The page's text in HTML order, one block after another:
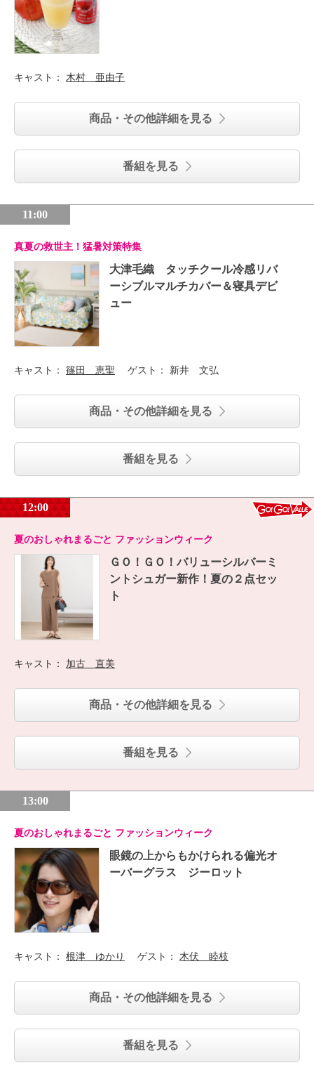
キャスト： 木村 亜由子
商品・その他詳細を見る
番組を見る
11:00
真夏の救世主！猛暑対策特集
大津毛織 タッチクール冷感リバ
ーシブルマルチカバー＆寝具デビ
ュー
キャスト： 篠田 恵聖 ゲスト： 新井 文弘
商品・その他詳細を見る
番組を見る
12:00
夏のおしゃれまるごと ファッションウィーク
ＧＯ！ＧＯ！バリューシルバーミ
ントシュガー新作！夏の２点セッ
ト
キャスト： 加古 直美
商品・その他詳細を見る
番組を見る
13:00
夏のおしゃれまるごと ファッションウィーク
眼鏡の上からもかけられる偏光オ
ーバーグラス ジーロット
キャスト： 根津 ゆかり ゲスト： 木伏 睦枝
商品・その他詳細を見る
番組を見る